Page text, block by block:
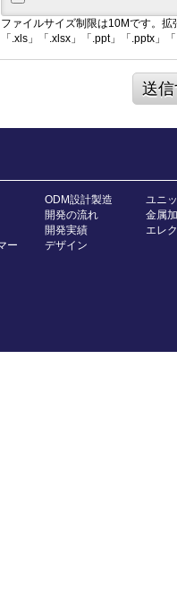
ファイルサイズ制限は10Mです。
「.xls」「.xlsx」「.ppt」「.pptx」
送
ー
ODM設計製造
開発の流れ
開発実績
デザイン
ユニ
金属
エレ